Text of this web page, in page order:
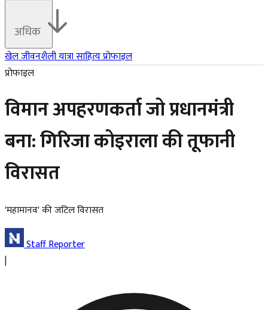
अधिक
खेलजीवनशैलीयात्रासाहित्यप्रोफाइल
प्रोफाइल
विमान अपहरणकर्ता जो प्रधानमंत्री
बना: गिरिजा कोइराला की तूफानी
विरासत
'महामानव' की जटिल विरासत
Staff Reporter
|